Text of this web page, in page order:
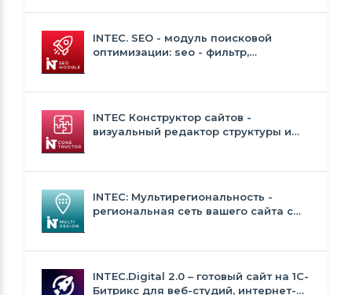
INTEC. SEO - модуль поисковой
оптимизации: seo - фильтр,
INTEC Конструктор сайтов -
визуальный редактор структуры и
INTEC: Мультирегиональность -
региональная сеть вашего сайта с
INTEC.Digital 2.0 – готовый сайт на 1C-
Битрикс для веб-студий, интернет-